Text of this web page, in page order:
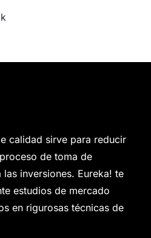
calidad sirve para reducir
de toma de
inversiones. Eureka! te
estudios de mercado
en rigurosas técnicas de